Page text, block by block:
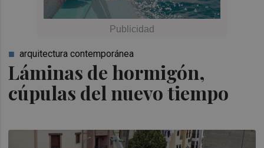
Láminas de hormigón,
cúpulas del nuevo tiempo
arquitectura contemporánea